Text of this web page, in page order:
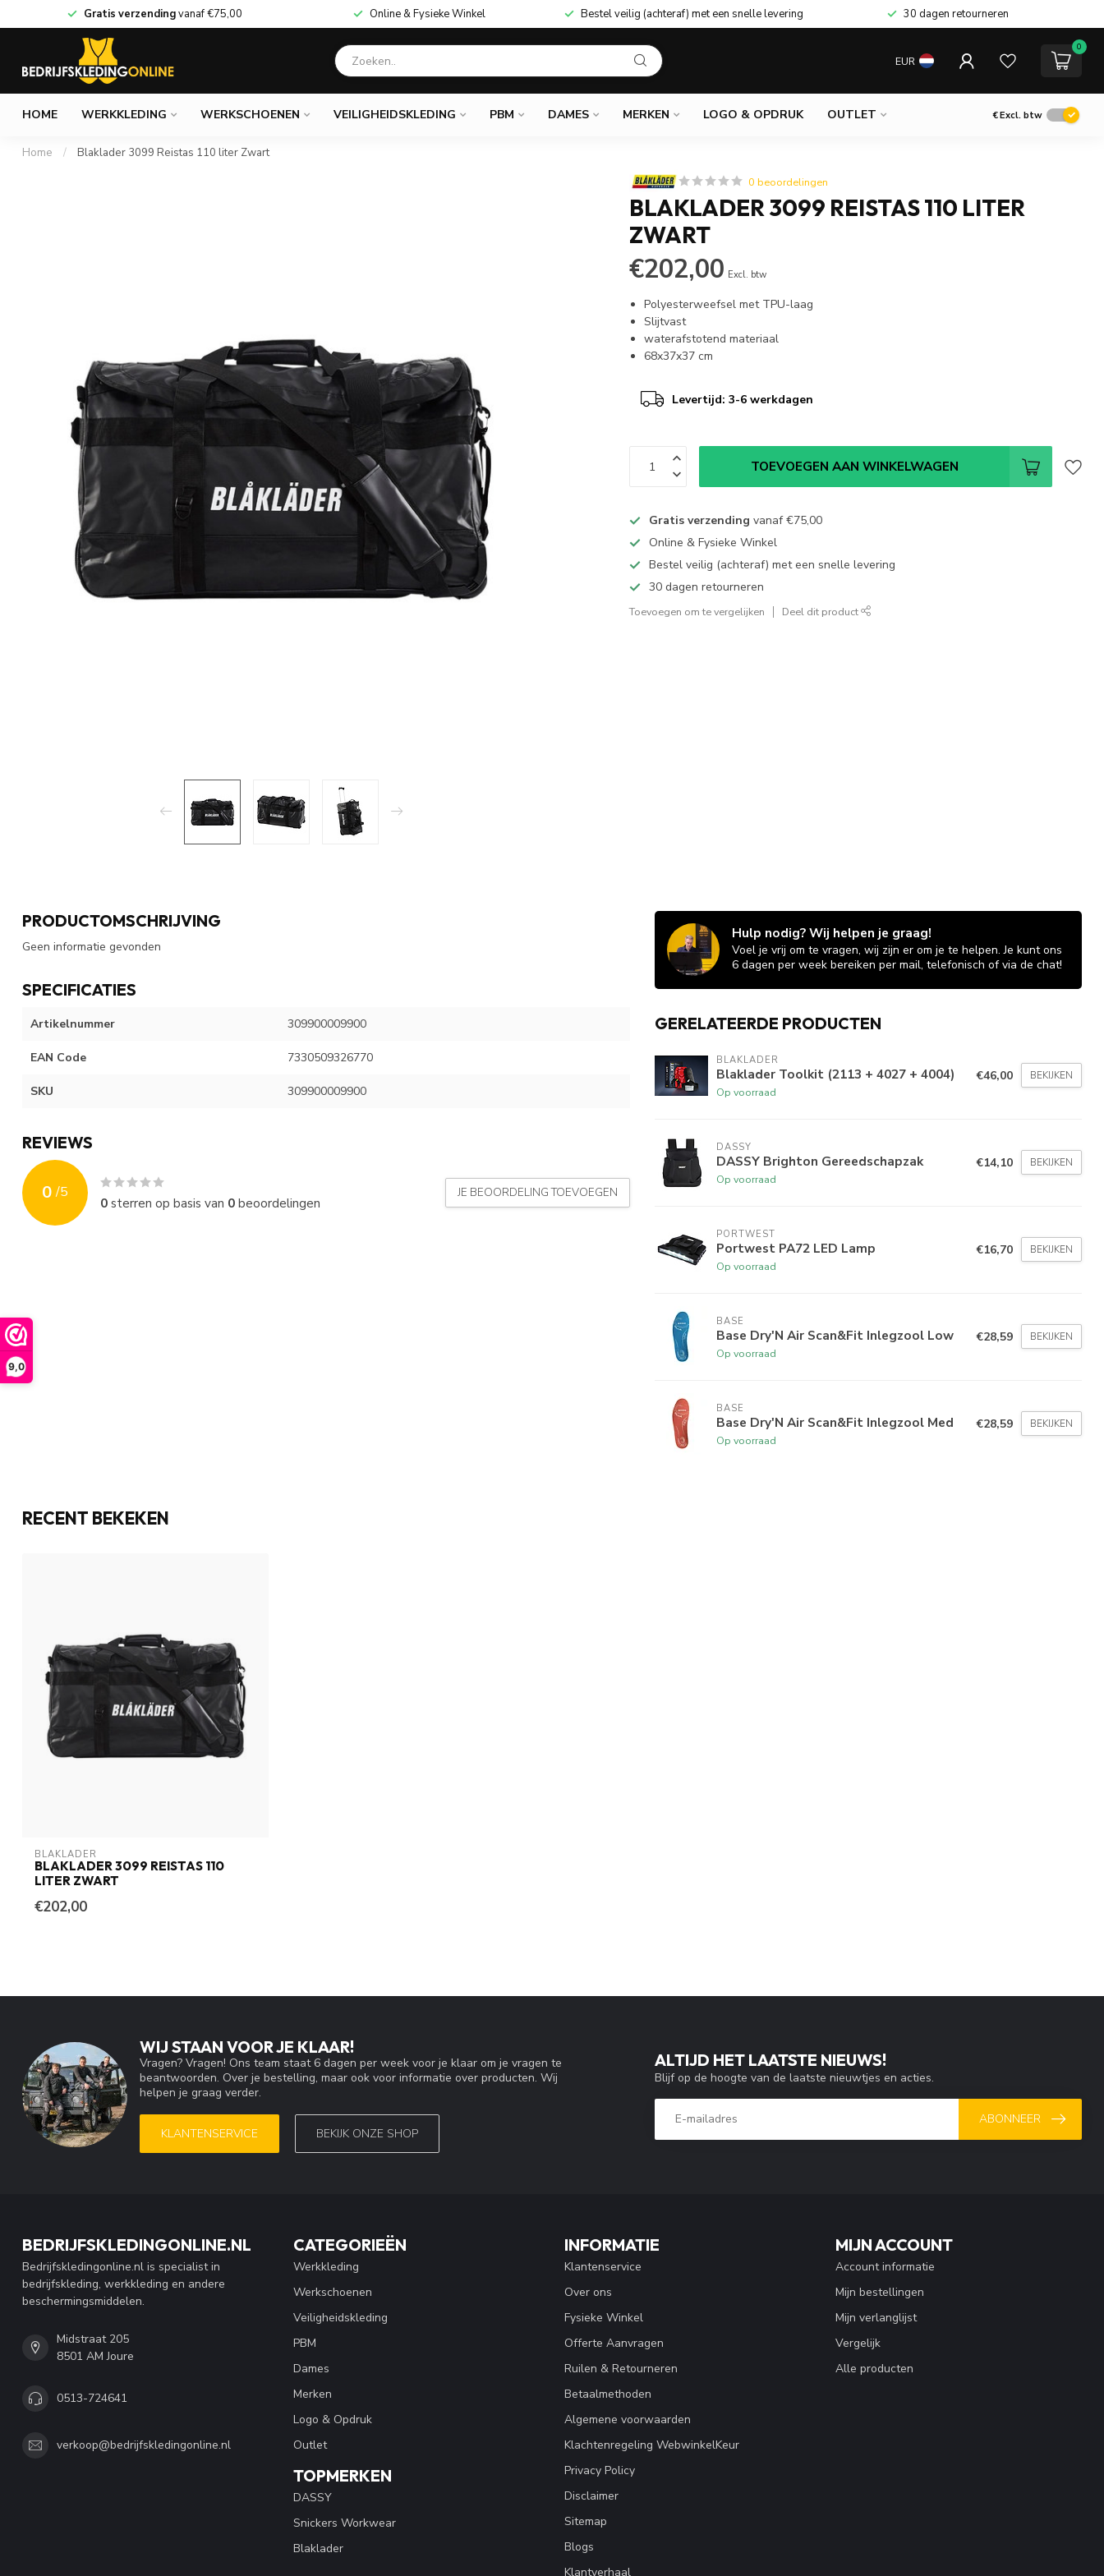
9,0
Gratis verzendingvanaf€75,00 Online & Fysieke Winkel Bestel veilig (achteraf) met een snelle levering 30 dagen retourneren
EUR
0
HOME WERKKLEDING WERKSCHOENEN VEILIGHEIDSKLEDING PBM DAMES MERKEN LOGO & OPDRUK OUTLET €Excl. btw
Home / Blaklader 3099 Reistas 110 liter Zwart
0 beoordelingen
BLAKLADER 3099 REISTAS 110 LITER
ZWART
€202,00 Excl. btw
Polyesterweefsel met TPU-laag
Slijtvast
waterafstotend materiaal
68x37x37 cm
Levertijd: 3-6 werkdagen
TOEVOEGEN AAN WINKELWAGEN
Gratis verzending vanaf€75,00
Online & Fysieke Winkel
Bestel veilig (achteraf) met een snelle levering
30 dagen retourneren
Toevoegen om te vergelijken Deel dit product
PRODUCTOMSCHRIJVING
Geen informatie gevonden
SPECIFICATIES
Artikelnummer 309900009900
EAN Code 7330509326770
SKU 309900009900
REVIEWS
0 /5
0sterren op basis van 0beoordelingen
JE BEOORDELING TOEVOEGEN
Hulp nodig? Wij helpen je graag!
Voel je vrij om te vragen, wij zijn er om je te helpen. Je kunt ons
6 dagen per week bereiken per mail, telefonisch of via de chat!
GERELATEERDE PRODUCTEN
BLAKLADER
Blaklader Toolkit (2113 + 4027 + 4004)
Op voorraad
€46,00 BEKIJKEN
DASSY
DASSY Brighton Gereedschapzak
Op voorraad
€14,10 BEKIJKEN
PORTWEST
Portwest PA72 LED Lamp
Op voorraad
€16,70 BEKIJKEN
BASE
Base Dry'N Air Scan&Fit Inlegzool Low
Op voorraad
€28,59 BEKIJKEN
BASE
Base Dry'N Air Scan&Fit Inlegzool Med
Op voorraad
€28,59 BEKIJKEN
RECENT BEKEKEN
BLAKLADER
BLAKLADER 3099 REISTAS 110
LITER ZWART
€202,00
WIJ STAAN VOOR JE KLAAR!
Vragen? Vragen! Ons team staat 6 dagen per week voor je klaar om je vragen te
beantwoorden. Over je bestelling, maar ook voor informatie over producten. Wij
helpen je graag verder.
KLANTENSERVICE BEKIJK ONZE SHOP
ALTIJD HET LAATSTE NIEUWS!
Blijf op de hoogte van de laatste nieuwtjes en acties.
ABONNEER
BEDRIJFSKLEDINGONLINE.NL
Bedrijfskledingonline.nl is specialist in
bedrijfskleding, werkkleding en andere
beschermingsmiddelen.
Midstraat 205
8501 AM Joure
0513-724641
verkoop@bedrijfskledingonline.nl
CATEGORIEËN
Werkkleding
Werkschoenen
Veiligheidskleding
PBM
Dames
Merken
Logo & Opdruk
Outlet
TOPMERKEN
DASSY
Snickers Workwear
Blaklader
INFORMATIE
Klantenservice
Over ons
Fysieke Winkel
Offerte Aanvragen
Ruilen & Retourneren
Betaalmethoden
Algemene voorwaarden
Klachtenregeling WebwinkelKeur
Privacy Policy
Disclaimer
Sitemap
Blogs
Klantverhaal
MIJN ACCOUNT
Account informatie
Mijn bestellingen
Mijn verlanglijst
Vergelijk
Alle producten